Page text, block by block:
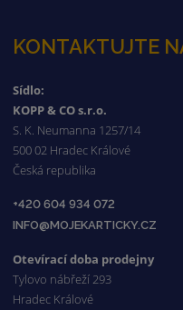
KONTAKTUJTE
Sídlo:
KOPP & CO s.r.o.
S. K. Neumanna 1257/14
500 02 Hradec Králové
Česká republika
+420 604 934 072
INFO@MOJEKARTICKY.CZ
Otevírací doba prodejny
Tylovo nábřeží 293
Hradec Králové